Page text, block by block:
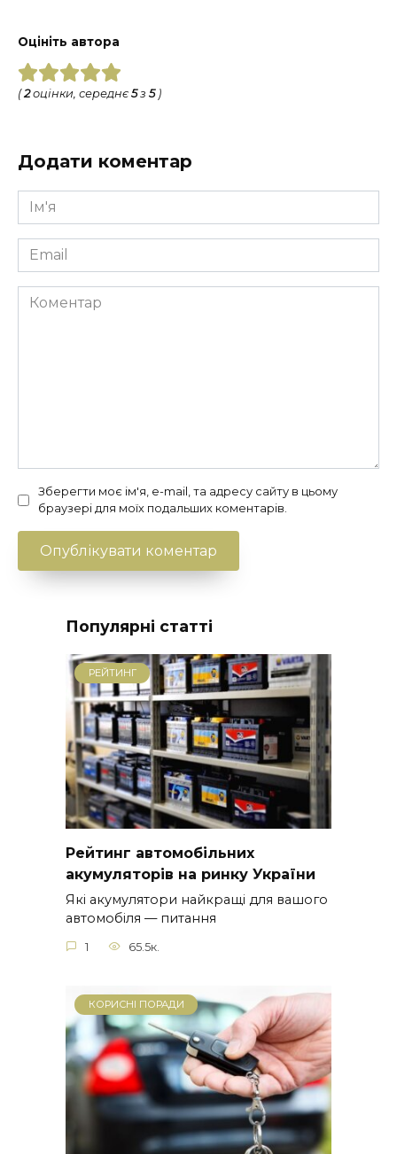
Оцініть автора
(2оцінки, середнє 5з 5)
Додати коментар
Ім'я
*
Email
*
Коментар
Зберегти моє ім'я, e-mail, та адресу сайту в цьому
браузері для моїх подальших коментарів.
Популярні статті
РЕЙТИНГ
Рейтинг автомобільних
акумуляторів на ринку України
Які акумулятори найкращі для вашого
автомобіля — питання
1 65.5к.
КОРИСНІ ПОРАДИ